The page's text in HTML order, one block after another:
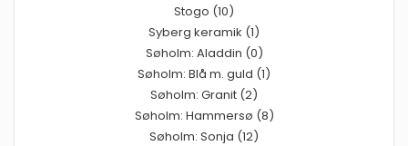
Stogo (10)
Syberg keramik (1)
Søholm: Aladdin (0)
Søholm: Blå m. guld (1)
Søholm: Granit (2)
Søholm: Hammersø (8)
Søholm: Sonja (12)